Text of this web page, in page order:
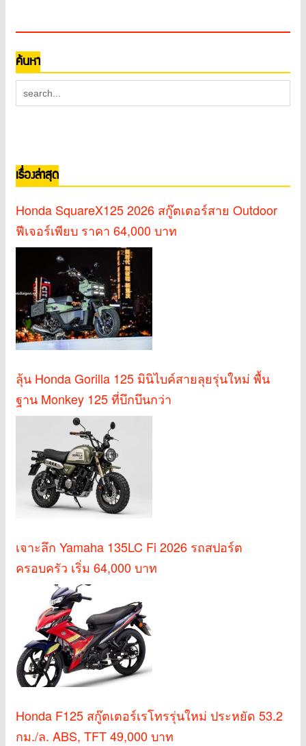
ค้นหา
เรื่องล่าสุด
Honda SquareX125 2026 สกู๊ตเตอร์สาย Outdoor
ฟีเจอร์เพียบ ราคา 64,000 บาท
ลุ้น Honda Gorilla 125 มินิไบค์สายลุยรุ่นใหม่ พื้น
ฐาน Monkey 125 ที่บึกบึนกว่า
เจาะลึก Yamaha 135LC Fi 2026 รถสปอร์ต
ครอบครัว เริ่ม 64,000 บาท
Honda F125 สกู๊ตเตอร์เรโทรรุ่นใหม่ ประหยัด 53.2
กม./ล. ABS, TFT 49,000 บาท